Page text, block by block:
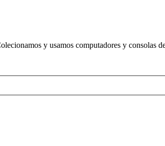
y usamos computadores y consolas